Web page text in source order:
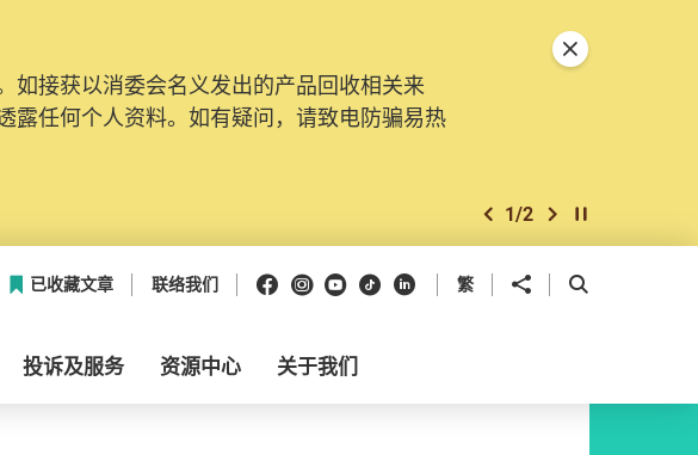
如接获以消委会名义发出的产品回收相关来
露任何个人资料。如有疑问，请致电防骗易热
上一个
1/2 下一个开始/暂停幻灯
关闭特別通告
已收藏文章 联络我们 Facebook
Instagram
Youtube
抖音领英 繁 分享到 开启搜寻框
投诉及服务 资源中心 关于我们